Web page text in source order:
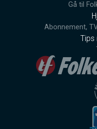
Gå til
Abonnement,
Tips